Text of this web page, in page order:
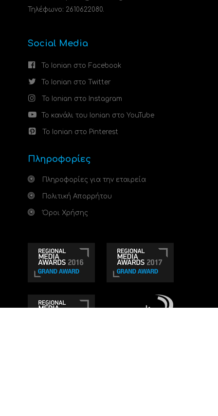
Τηλέφωνο: 2610622080.
Social Media
Το Ionian στο Facebook
Το Ionian στο Twitter
Το Ionian στο Instagram
Το κανάλι του Ionian στο YouTube
Το Ionian στο Pinterest
Πληροφορίες
Πληροφορίες για την εταιρεία
Πολιτική Απορρήτου
Όροι Χρήσης